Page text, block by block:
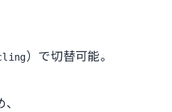
）で切替可能。